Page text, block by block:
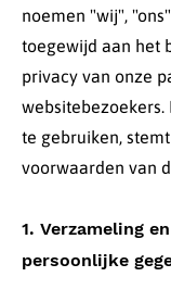
noemen "wij",
toegewijd aan het
privacy van onze
websitebezoekers.
te gebruiken,
voorwaarden van
1. Verzameling
persoonlijke